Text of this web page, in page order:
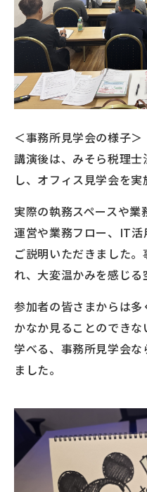
＜事務所見学会の様子＞
講演後は、みそら税理
し、オフィス見学会を実
実際の執務スペースや
運営や業務フロー、IT活
ご説明いただきました
れ、大変温かみを感じる
参加者の皆さまからは
かなか見ることのでき
学べる、事務所見学会
ました。